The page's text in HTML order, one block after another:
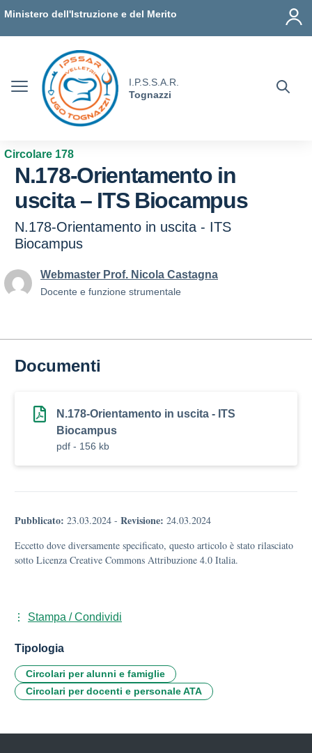
Ministero dell'Istruzione e del Merito
I.P.S.S.A.R.
Tognazzi
Circolare 178
N.178-Orientamento in
uscita – ITS Biocampus
N.178-Orientamento in uscita - ITS
Biocampus
Webmaster Prof. Nicola Castagna
Docente e funzione strumentale
Documenti
N.178-Orientamento in uscita - ITS
Biocampus
pdf - 156 kb
Pubblicato: 23.03.2024 - Revisione: 24.03.2024
Eccetto dove diversamente specificato, questo articolo è stato rilasciato
sotto Licenza Creative Commons Attribuzione 4.0 Italia.
Stampa / Condividi
Tipologia
Circolari per alunni e famiglie
Circolari per docenti e personale ATA